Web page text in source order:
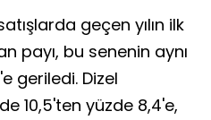
geçen yılın ilk
payı, bu senenin aynı
geriledi. Dizel
10,5'ten yüzde 8,4'e,